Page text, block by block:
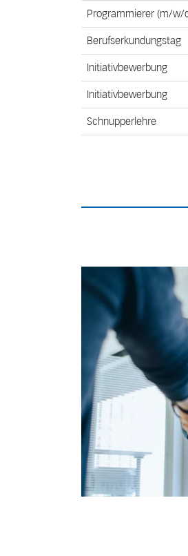
Programmierer (m/w/
Berufserkundungstag
Initiativbewerbung
Initiativbewerbung
Schnupperlehre